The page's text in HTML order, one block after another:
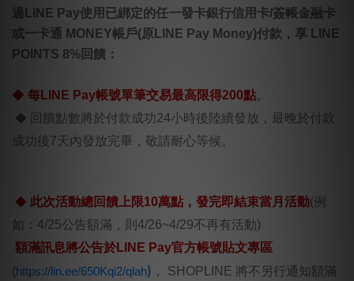
過LINE Pay使用已綁定的任一發卡銀行信用卡/簽帳金融卡
或一卡通 MONEY帳戶(原LINE Pay Money)付款，享 LINE
POINTS 8%回饋：
◆ 每LINE Pay帳號單筆交易最高限得200點。
◆ 回饋點數將於付款成功24小時後陸續發放，最晚於付款
成功後7天內發放完畢，敬請耐心等候。
◆ 此次活動總回饋上限10萬點，發完即結束當月活動(例
如：4/25公告額滿，則4/26~4/29不再有活動)
額滿訊息將公告於LINE Pay官方帳號貼文專區
(https://lin.ee/650Kqi2/qlah) ， SHOPLINE 將不另行通知額滿